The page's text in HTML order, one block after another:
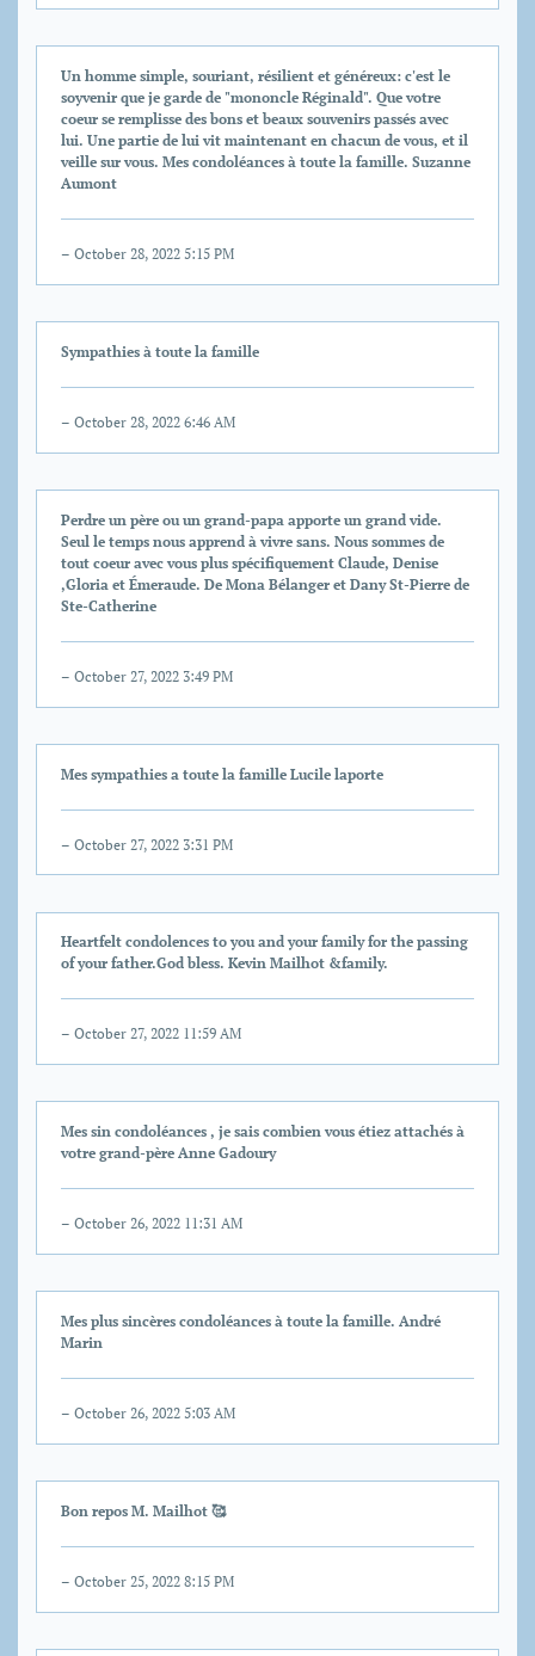
Un homme simple, souriant, résilient et généreux: c'est le
soyvenir que je garde de "mononcle Réginald". Que votre
coeur se remplisse des bons et beaux souvenirs passés avec
lui. Une partie de lui vit maintenant en chacun de vous, et il
veille sur vous. Mes condoléances à toute la famille. Suzanne
Aumont
– October 28, 2022 5:15 PM
Sympathies à toute la famille
– October 28, 2022 6:46 AM
Perdre un père ou un grand-papa apporte un grand vide.
Seul le temps nous apprend à vivre sans. Nous sommes de
tout coeur avec vous plus spécifiquement Claude, Denise
,Gloria et Émeraude. De Mona Bélanger et Dany St-Pierre de
Ste-Catherine
– October 27, 2022 3:49 PM
Mes sympathies a toute la famille Lucile laporte
– October 27, 2022 3:31 PM
Heartfelt condolences to you and your family for the passing
of your father.God bless. Kevin Mailhot &family.
– October 27, 2022 11:59 AM
Mes sin condoléances , je sais combien vous étiez attachés à
votre grand-père Anne Gadoury
– October 26, 2022 11:31 AM
Mes plus sincères condoléances à toute la famille. André
Marin
– October 26, 2022 5:03 AM
Bon repos M. Mailhot 🥰
– October 25, 2022 8:15 PM